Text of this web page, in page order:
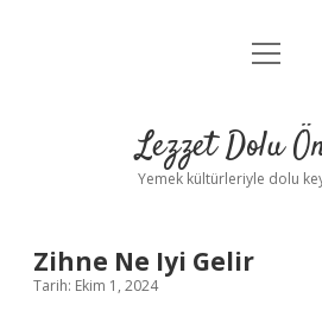
Anasayfa
Yasal Uyarı
menüyü
Lezzet Dolu
Yemek kültürleriyle dolu
Zihne Ne Iyi Gelir
Tarih: Ekim 1, 2024